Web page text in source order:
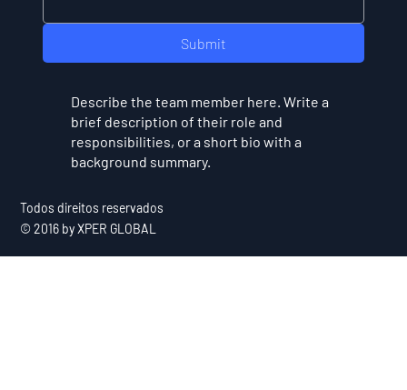
Submit
Describe the team member here. Write a
brief description of their role and
responsibilities, or a short bio with a
background summary.
Todos direitos reservados
© 2016 by XPER GLOBAL